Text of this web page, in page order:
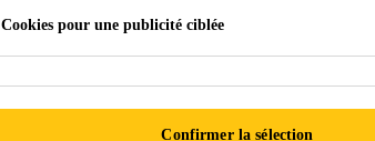
Cookies pour une publicité ciblée
Confirmer la sélection